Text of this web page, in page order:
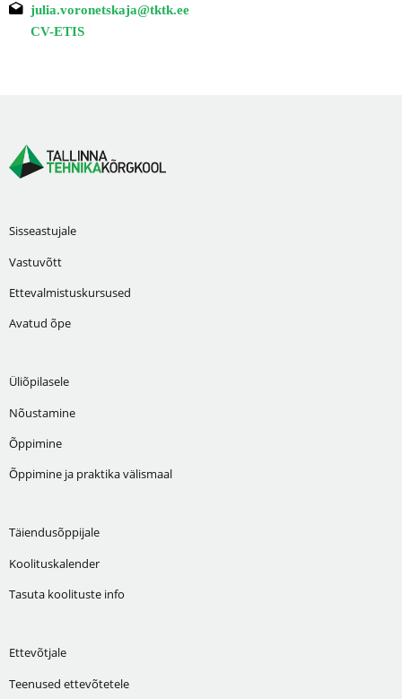
julia.voronetskaja@tktk.ee
CV-ETIS
Sisseastujale
Vastuvõtt
Ettevalmistuskursused
Avatud õpe
Üliõpilasele
Nõustamine
Õppimine
Õppimine ja praktika välismaal
Täiendusõppijale
Koolituskalender
Tasuta koolituste info
Ettevõtjale
Teenused ettevõtetele